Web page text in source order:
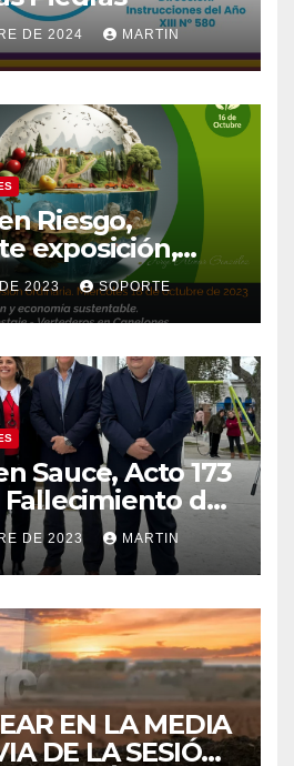
DE 2024 MARTIN
Riesgo,
exposición,
agua
humano.
2023 SOPORTE
Sauce, Acto 173
de
DE 2023 MARTIN
EN LA MEDIA
DE LA SESIÓN